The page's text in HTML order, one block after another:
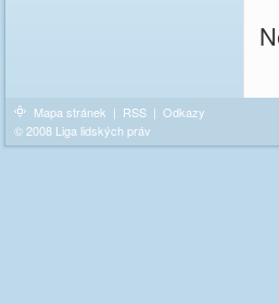
Mapa stránek | RSS | Odkazy
© 2008 Liga lidských práv